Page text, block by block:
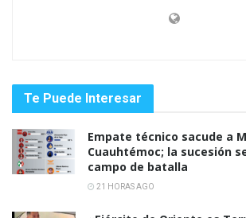
Te Puede Interesar
Empate técnico sacude a
Cuauhtémoc; la sucesión
campo de batalla
21 HORAS AGO